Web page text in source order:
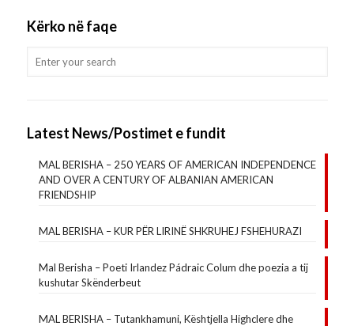
Kërko në faqe
Latest News/Postimet e fundit
MAL BERISHA – 250 YEARS OF AMERICAN INDEPENDENCE
AND OVER A CENTURY OF ALBANIAN AMERICAN
FRIENDSHIP
MAL BERISHA – KUR PËR LIRINË SHKRUHEJ FSHEHURAZI
Mal Berisha – Poeti Irlandez Pádraic Colum dhe poezia a tij
kushutar Skënderbeut
MAL BERISHA – Tutankhamuni, Kështjella Highclere dhe